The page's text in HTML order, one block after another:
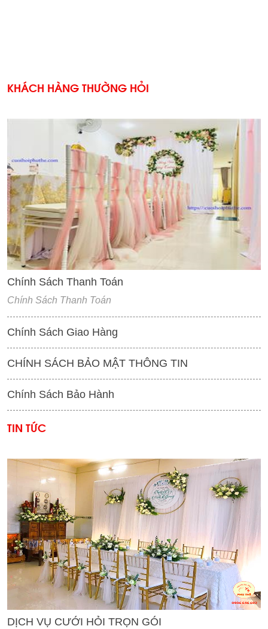
KHÁCH HÀNG THƯỜNG HỎI
'
Chính Sách Thanh Toán
Chính Sách Thanh Toán
Chính Sách Giao Hàng
CHÍNH SÁCH BẢO MẬT THÔNG TIN
Chính Sách Bảo Hành
TIN TỨC
'
DỊCH VỤ CƯỚI HỎI TRỌN GÓI